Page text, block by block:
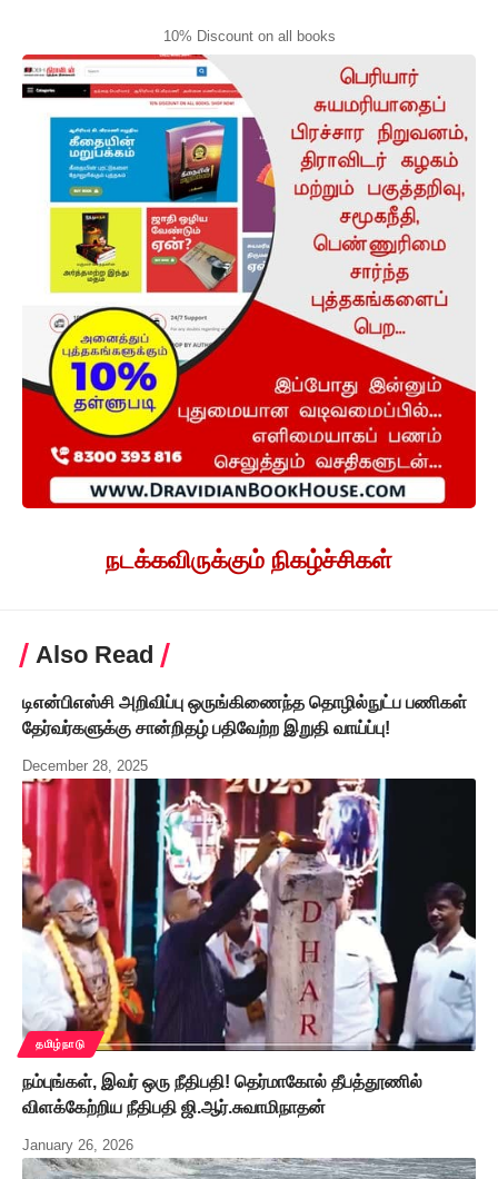
10% Discount on all books
நடக்கவிருக்கும் நிகழ்ச்சிகள்
Also Read
டிஎன்பிஎஸ்சி அறிவிப்பு ஒருங்கிணைந்த தொழில்நுட்ப பணிகள்
தேர்வர்களுக்கு சான்றிதழ் பதிவேற்ற இறுதி வாய்ப்பு!
December 28, 2025
தமிழ்நாடு
நம்புங்கள், இவர் ஒரு நீதிபதி! தெர்மாகோல் தீபத்தூணில்
விளக்கேற்றிய நீதிபதி ஜி.ஆர்.சுவாமிநாதன்
January 26, 2026